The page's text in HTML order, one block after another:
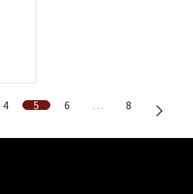
4 5 6 … 8